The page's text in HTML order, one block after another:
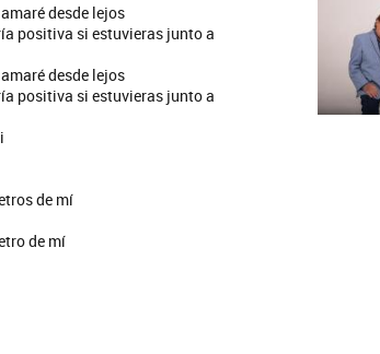
desde lejos
positiva si estuvieras junto a
desde lejos
positiva si estuvieras junto a
de mí
de mí